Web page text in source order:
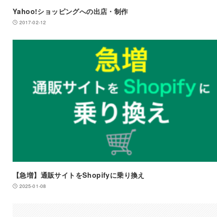
Yahoo!ショッピングへの出店・制作
2017-02-12
【急増】通販サイトをShopifyに乗り換え
2025-01-08